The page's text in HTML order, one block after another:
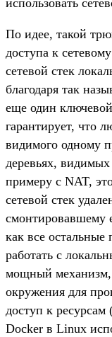
использовать
По идее, такой
доступа к
сетевой стек
благодаря так
еще один
гарантирует, что
видимого одному
деревьях,
примеру с NAT,
сетевой стек
смонтировавшему
как все остальные
работать с
мощный механизм,
окружения для
доступ к
Docker в Linux